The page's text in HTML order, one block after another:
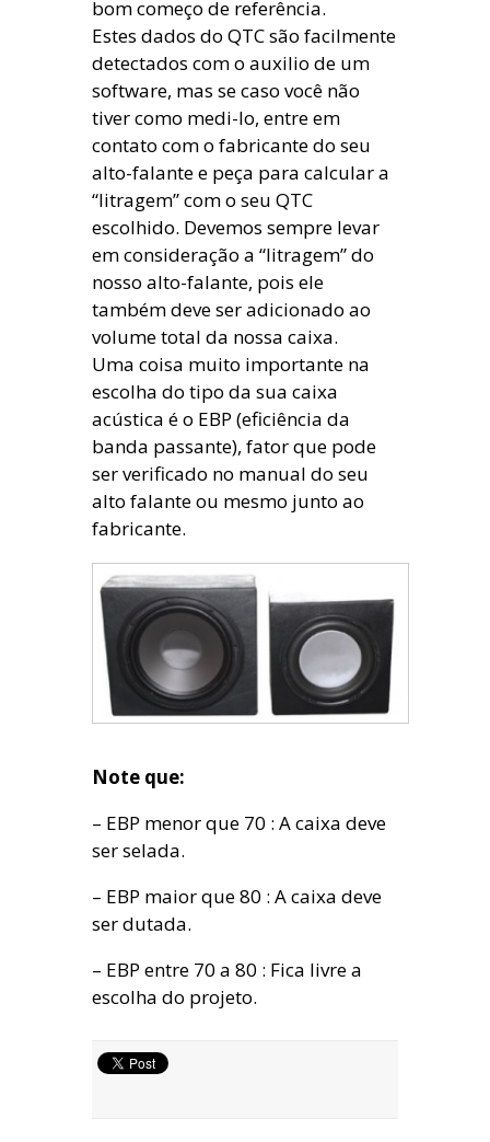
bom começo de referência.
Estes dados do QTC são facilmente
detectados com o auxilio de um
software, mas se caso você não
tiver como medi-lo, entre em
contato com o fabricante do seu
alto-falante e peça para calcular a
“litragem” com o seu QTC
escolhido. Devemos sempre levar
em consideração a “litragem” do
nosso alto-falante, pois ele
também deve ser adicionado ao
volume total da nossa caixa.
Uma coisa muito importante na
escolha do tipo da sua caixa
acústica é o EBP (eficiência da
banda passante), fator que pode
ser verificado no manual do seu
alto falante ou mesmo junto ao
fabricante.
Note que:
– EBP menor que 70 : A caixa deve
ser selada.
– EBP maior que 80 : A caixa deve
ser dutada.
– EBP entre 70 a 80 : Fica livre a
escolha do projeto.